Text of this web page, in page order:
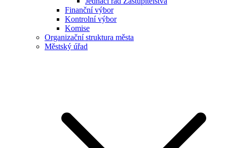
Finanční výbor
Kontrolní výbor
Komise
Organizační struktura města
Městský úřad